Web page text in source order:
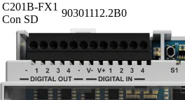
C201B-FX1
Con SD
90301112.2B0